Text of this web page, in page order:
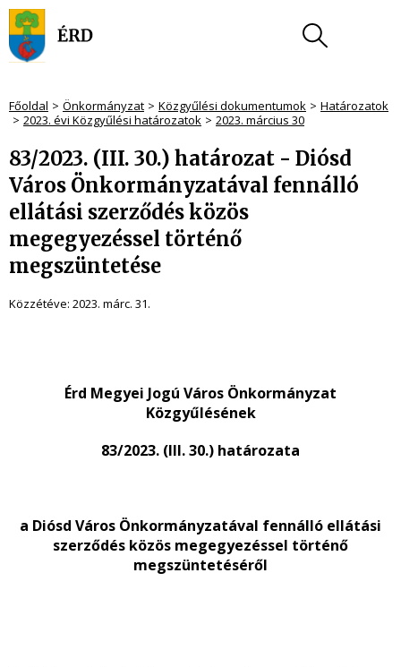
Főoldal Önkormányzat Közgyűlési dokumentumok
Határozatok
2023. évi Közgyűlési határozatok
2023. március 30
83/2023. (III. 30.) határozat - Diósd
Város Önkormányzatával fennálló
ellátási szerződés közös
megegyezéssel történő
megszüntetése
Közzétéve: 2023. márc. 31.
Érd Megyei Jogú Város Önkormányzat
Közgyűlésének
83/2023. (III. 30.) határozata
a Diósd Város Önkormányzatával fennálló ellátási
szerződés közös megegyezéssel történő
megszüntetéséről